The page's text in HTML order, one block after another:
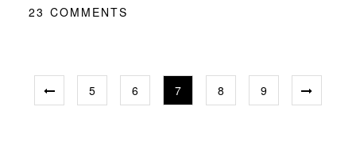
23 COMMENTS
5 6 7 8 9